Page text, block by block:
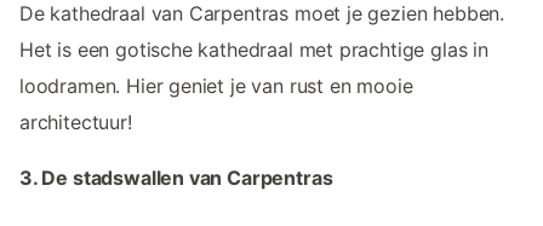
De kathedraal van Carpentras moet je gezien hebben.
Het is een gotische kathedraal met prachtige glas in
loodramen. Hier geniet je van rust en mooie
architectuur!
3. De stadswallen van Carpentras